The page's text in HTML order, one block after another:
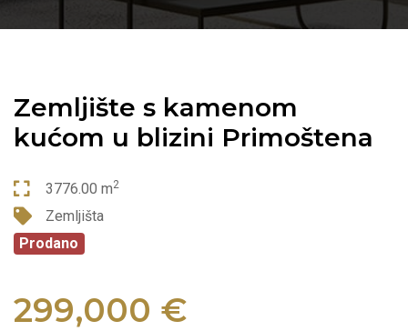
Zemljište s kamenom
kućom u blizini Primoštena
3776.00 m2
Zemljišta
Prodano
299,000 €